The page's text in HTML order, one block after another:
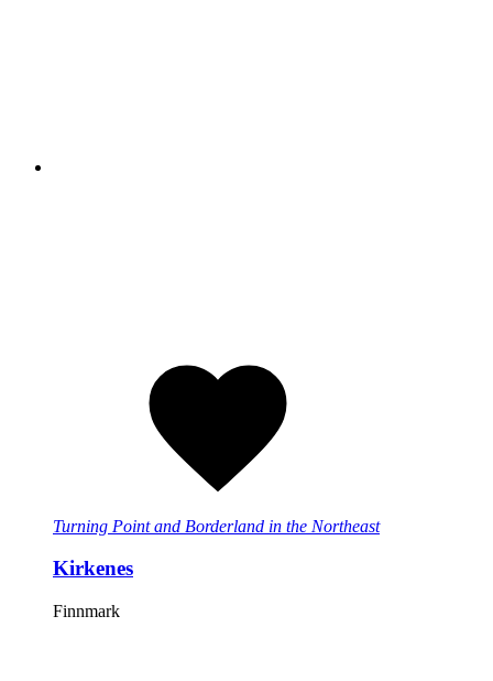
Turning Point and Borderland in the Northeast
Kirkenes
Finnmark